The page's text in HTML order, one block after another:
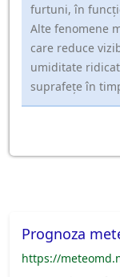
furtuni, în
Alte fenomene
care reduce
umiditate
suprafețe în
Prognoza
https://